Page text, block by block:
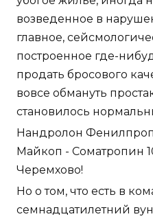
возведенное в
главное,
построенное где-
продать бросового
вовсе обмануть
становилось
Нандролон
Майкоп - Cоматропин
Черемхово!
Но о том, что есть в
семнадцатилетний